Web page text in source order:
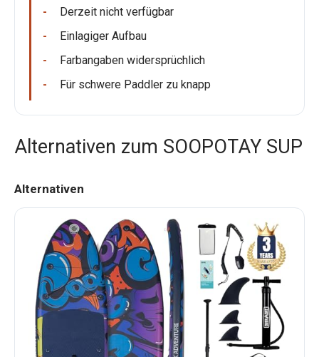
Derzeit nicht verfügbar
Einlagiger Aufbau
Farbangaben widersprüchlich
Für schwere Paddler zu knapp
Alternativen zum SOOPOTAY SUP
Alternativen